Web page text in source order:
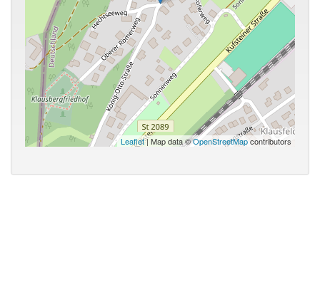
Leaflet| Map data ©OpenStreetMapcontributors